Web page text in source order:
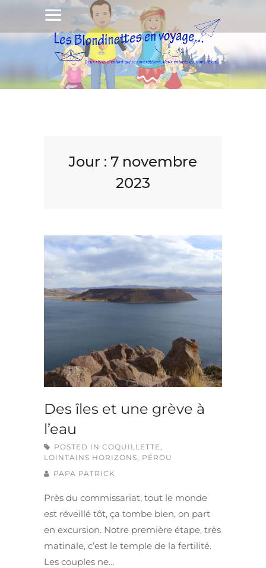
Jour : 7 novembre
2023
Des îles et une grève à
l’eau
POSTED IN COQUILLETTE
LOINTAINS HORIZONS
PÉROU
PAPA PATRICK
Près du commissariat, tout le monde
est réveillé tôt, ça tombe bien, on part
en excursion. Notre première étape, très
matinale, c’est le temple de la fertilité.
Les couples ne…